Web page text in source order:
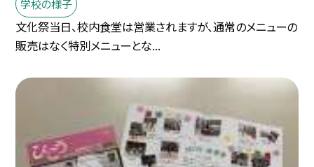
学校の様子
文化祭当日、校内食堂は営業されますが、通常のメニューの
販売はなく特別メニューとな...